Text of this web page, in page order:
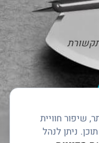
תקשורת
שיפור חוויית
ניתן לנהל